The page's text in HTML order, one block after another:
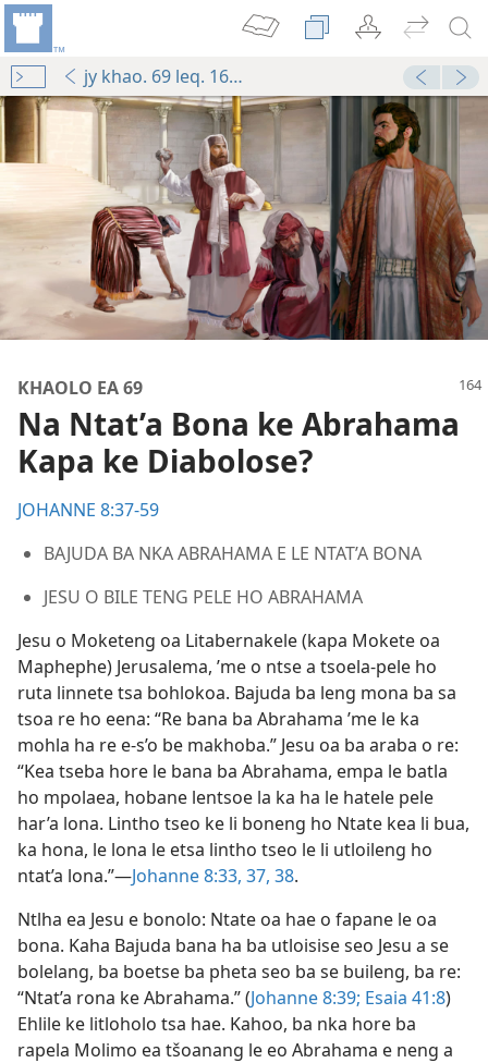
jy khao. 69 leq. 164-leq. 165 ser. 2
Ithutoang)—2016
KHAOLO EA 69
Na Ntat’a Bona ke Abrahama
Kapa ke Diabolose?
JOHANNE 8:37-59
BAJUDA BA NKA ABRAHAMA E LE NTAT’A BONA
JESU O BILE TENG PELE HO ABRAHAMA
Jesu o Moketeng oa Litabernakele (kapa Mokete oa
Maphephe) Jerusalema, ’me o ntse a tsoela-pele ho
ruta linnete tsa bohlokoa. Bajuda ba leng mona ba sa
tsoa re ho eena: “Re bana ba Abrahama ’me le ka
mohla ha re e-s’o be makhoba.” Jesu oa ba araba o re:
“Kea tseba hore le bana ba Abrahama, empa le batla
ho mpolaea, hobane lentsoe la ka ha le hatele pele
har’a lona. Lintho tseo ke li boneng ho Ntate kea li bua,
ka hona, le lona le etsa lintho tseo le li utloileng ho
ntat’a lona.”—Johanne 8:33, 37, 38.
Ntlha ea Jesu e bonolo: Ntate oa hae o fapane le oa
bona. Kaha Bajuda bana ha ba utloisise seo Jesu a se
bolelang, ba boetse ba pheta seo ba se buileng, ba re:
“Ntat’a rona ke Abrahama.” (Johanne 8:39; Esaia 41:8)
Ehlile ke litloholo tsa hae. Kahoo, ba nka hore ba
rapela Molimo ea tšoanang le eo Abrahama e neng a